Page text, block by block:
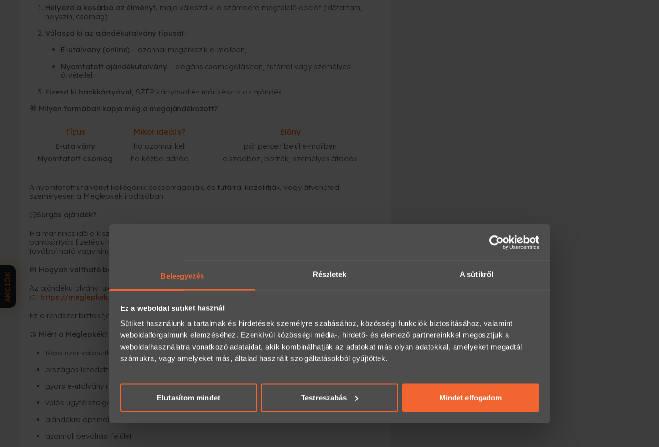
Beleegyezés Részletek A sütikről
Ez a weboldal sütiket használ
Sütiket használunk a tartalmak és hirdetések személyre szabásához, közösségi funkciók biztosításához, valamint
weboldalforgalmunk elemzéséhez. Ezenkívül közösségi média-, hirdető- és elemező partnereinkkel megosztjuk a
weboldalhasználatra vonatkozó adataidat, akik kombinálhatják az adatokat más olyan adatokkal, amelyeket megadtál
számukra, vagy amelyeket más, általad használt szolgáltatásokból gyűjtöttek.
Elutasítom mindet Testreszabás Mindet elfogadom
Helyezd a kosárba az élményt, majd válaszd ki a számodra megfelelő opciót (időtartam,
helyszín, csomag).
Válaszd ki az ajándékutalvány típusát:
E-utalvány (online) – azonnal megérkezik e-mailben,
Nyomtatott ajándékutalvány – elegáns csomagolásban, futárral vagy személyes
átvétellel.
Fizesd ki bankkártyával, SZÉP kártyával és már kész is az ajándék.
🎁 Milyen formában kapja meg a megajándékozott?
Típus Mikor ideális? Előny
E-utalvány ha azonnal kell
pár percen belül e-mailben
Nyomtatott csomag
ha kézbe adnád díszdoboz, boríték, személyes átadás
A nyomtatott utalványt kollégáink becsomagolják, és futárral kiszállítják, vagy átveheted
személyesen a Meglepkék irodájában.
⏱Sürgős ajándék?
Ha már nincs idő a kiszállításra, az
bankkártyás fizetés után
továbbítható vagy kinyomtatható.
📅 Hogyan váltható be az élmény?
Az ajándékutalvány tulajdonosa azonnal időpontot foglalhat itt:
👉 https://meglepkek.hu/utalvany/bevaltas
Ez a rendszer biztosítja, hogy minden élmény rugalmasan, előre egyeztetve legyen igénybe vehető.
🤝 Miért a Meglepkék?
több ezer választható élmény
országos lefedettség
gyors e-utalvány rendszer
valós ügyfélszolgálat
ajándékra optimalizált csomagolás
azonnali beváltási felület
AKCIÓK